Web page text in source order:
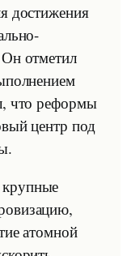
достижения
отметил
что реформы
центр под
атомной